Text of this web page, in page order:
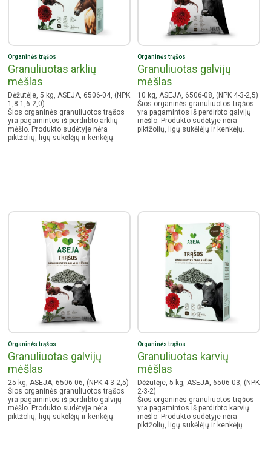
Organinės trąšos
Granuliuotas arklių
mėšlas
Dėžutėje, 5 kg, ASEJA, 6506-04, (NPK
1,8-1,6-2,0)
Šios organinės granuliuotos trąšos
yra pagamintos iš perdirbto arklių
mėšlo. Produkto sudėtyje nėra
piktžolių, ligų sukėlėjų ir kenkėjų.
Organinės trąšos
Granuliuotas galvijų
mėšlas
10 kg, ASEJA, 6506-08, (NPK 4-3-2,5)
Šios organinės granuliuotos trąšos
yra pagamintos iš perdirbto galvijų
mėšlo. Produkto sudėtyje nėra
piktžolių, ligų sukėlėjų ir kenkėjų.
Organinės trąšos
Granuliuotas galvijų
mėšlas
25 kg, ASEJA, 6506-06, (NPK 4-3-2,5)
Šios organinės granuliuotos trąšos
yra pagamintos iš perdirbto galvijų
mėšlo. Produkto sudėtyje nėra
piktžolių, ligų sukėlėjų ir kenkėjų.
Organinės trąšos
Granuliuotas karvių
mėšlas
Dėžutėje, 5 kg, ASEJA, 6506-03, (NPK
2-3-2)
Šios organinės granuliuotos trąšos
yra pagamintos iš perdirbto karvių
mėšlo. Produkto sudėtyje nėra
piktžolių, ligų sukėlėjų ir kenkėjų.